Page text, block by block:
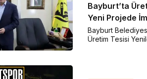
Bayburt’ta
Yeni Projede
Bayburt
Üretim Tesisi